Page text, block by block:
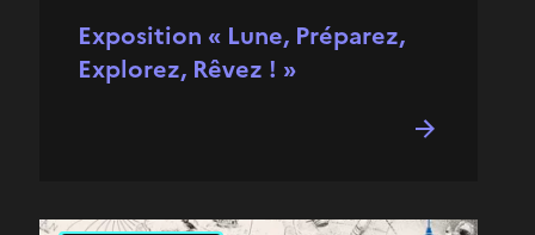
Exposition « Lune, Préparez,
Explorez, Rêvez ! »